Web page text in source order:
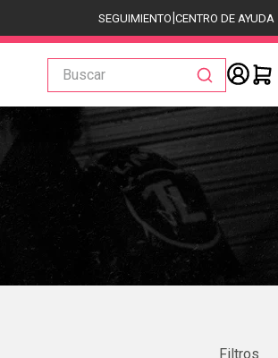
SEGUIMIENTO|CENTRO DE AYUDA
Buscar